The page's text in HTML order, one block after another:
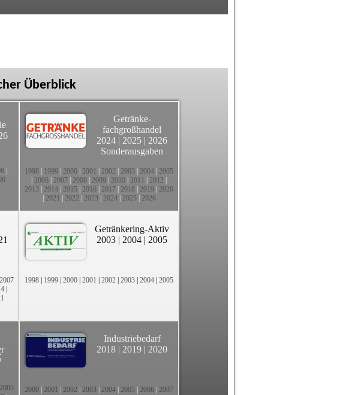
Überblick
|
Getränke-
fachgroßhandel
2024 | 2025 | 2026
Sonderausgaben
1998 1999 2000 2001 2002 2003 2004 2005
2006 2007 2008 2009 2010 2011 2012
2013 2014 2015 2016 2017 2018 2019 2020
2021 2022 2023| 2024| 2025| 2026
2007
|
Getränkering-Aktiv
2003 | 2004 | 2005
1998 | 1999 | 2000 | 2001 | 2002 | 2003 | 2004 | 2005
2005
Industriebedarf
2018 | 2019 | 2020
2000 2001 2002 2003 2004 2005 2006 2007